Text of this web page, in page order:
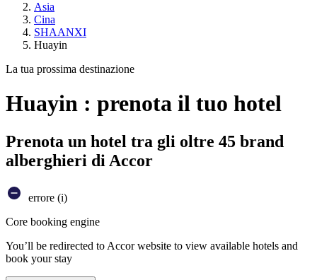
Asia
Cina
SHAANXI
Huayin
La tua prossima destinazione
Huayin : prenota il tuo hotel
Prenota un hotel tra gli oltre 45 brand
alberghieri di Accor
errore (i)
Core booking engine
You’ll be redirected to Accor website to view available hotels and
book your stay